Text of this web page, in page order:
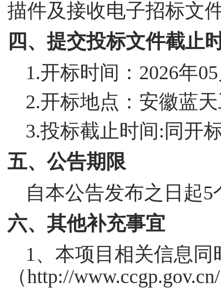
描件及接收电子招标文
四、提交投标文件截止
1.开标时间：2026年
2.开标地点：安徽蓝
3.投标截止时间:同开
五、公告期限
自本公告发布之日起5
六、其他补充事宜
1、本项目相关信息
（http://